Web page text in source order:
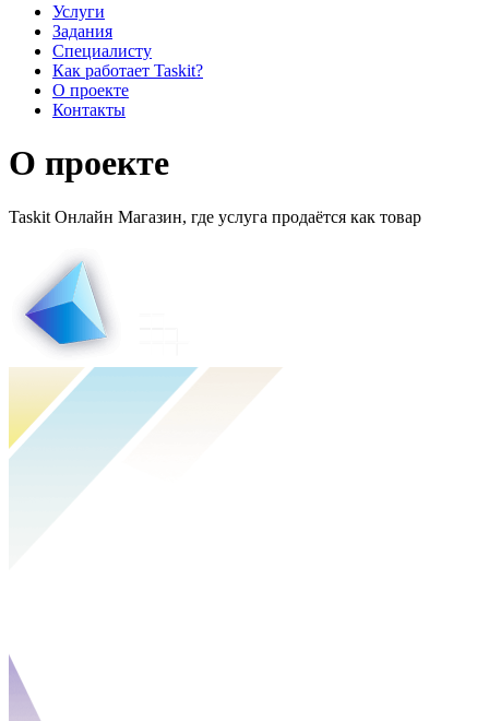
Услуги
Задания
Специалисту
Как работает Taskit?
О проекте
Контакты
О проекте
Taskit Онлайн Магазин, где услуга продаётся как товар